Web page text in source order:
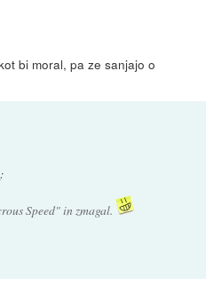
bi moral, pa ze sanjajo o
:
Speed" in zmagal.